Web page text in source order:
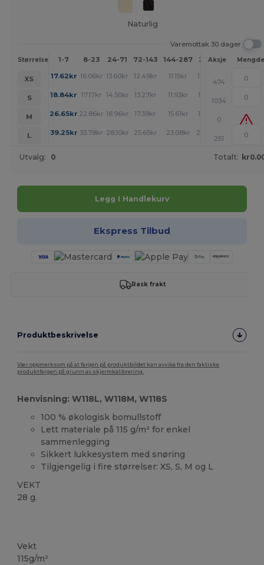
Naturlig
Varemottak 30 dager
Størrelse 1-7 8-23 24-71 72-143 144-287 288 + Mer
Aksje Mengde
XS 17.62kr 16.06kr 13.60kr 12.49kr 11.15kr 10.82
474
S
18.84kr 17.17kr 14.50kr 13.27kr 11.93kr 11.48
1034
M
26.65kr 22.86kr 18.96kr 17.39kr 15.61kr 15.50
0
L
39.25kr 33.78kr 28.10kr 25.65kr 23.08kr 22.86
251
Utvalg: 0 Totalt:
Legg I Handlekurv
Ekspress Tilbud
Rask frakt
Produktbeskrivelse
Vær oppmerksom på at fargen på produktbildet kan avvike fra den faktiske
produktfargen på grunn av skjermkalibrering.
Henvisning: W118L, W118M, W118S
100 % økologisk bomullstoff
Lett materiale på 115 g/m² for enkel
sammenlegging
Sikkert lukkesystem med snøring
Tilgjengelig i fire størrelser: XS, S, M og L
VEKT
28 g.
Vekt
115g/m²